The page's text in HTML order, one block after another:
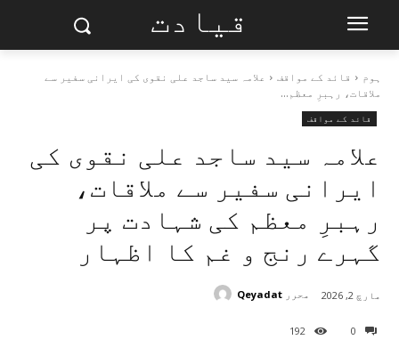
قیادت
ہوم قائد کے مواقف
علامہ سید ساجد علی نقوی کی ایرانی سفیر سے
ملاقات، رہبرِ معظم...
قائد کے مواقف
علامہ سید ساجد علی نقوی کی
ایرانی سفیر سے ملاقات،
رہبرِ معظم کی شہادت پر
گہرے رنج و غم کا اظہار
0
192
مارچ 2, 2026 محرر Qeyadat